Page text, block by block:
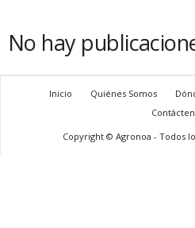
No hay
Inicio Quiénes Somos
Copyright © Agronoa - Todos